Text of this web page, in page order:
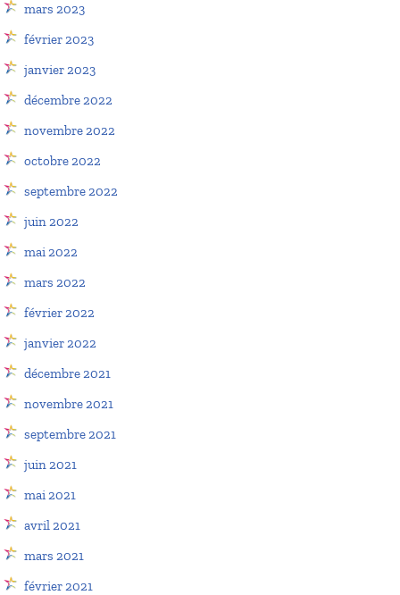
mars 2023
février 2023
janvier 2023
décembre 2022
novembre 2022
octobre 2022
septembre 2022
juin 2022
mai 2022
mars 2022
février 2022
janvier 2022
décembre 2021
novembre 2021
septembre 2021
juin 2021
mai 2021
avril 2021
mars 2021
février 2021